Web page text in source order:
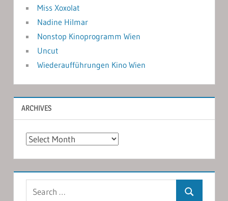
Miss Xoxolat
Nadine Hilmar
Nonstop Kinoprogramm Wien
Uncut
Wiederaufführungen Kino Wien
ARCHIVES
Archives
Search